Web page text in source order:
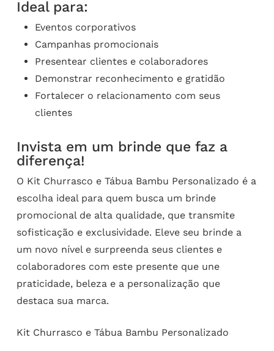
Ideal para:
Eventos corporativos
Campanhas promocionais
Presentear clientes e colaboradores
Demonstrar reconhecimento e gratidão
Fortalecer o relacionamento com seus
clientes
Invista em um brinde que faz a
diferença!
O Kit Churrasco e Tábua Bambu Personalizado é a
escolha ideal para quem busca um brinde
promocional de alta qualidade, que transmite
sofisticação e exclusividade. Eleve seu brinde a
um novo nível e surpreenda seus clientes e
colaboradores com este presente que une
praticidade, beleza e a personalização que
destaca sua marca.
Kit Churrasco e Tábua Bambu Personalizado